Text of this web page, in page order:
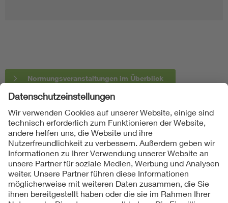
Normungsveranstaltungen im Überblick
Folgen Sie uns